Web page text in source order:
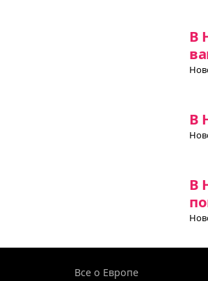
В
В
В
Все о Европе